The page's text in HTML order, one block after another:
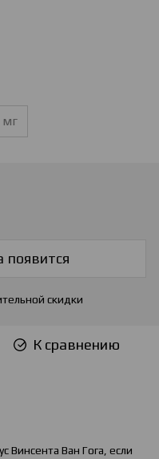
мг
появится
скидки
К сравнению
Винсента Ван Гога, если